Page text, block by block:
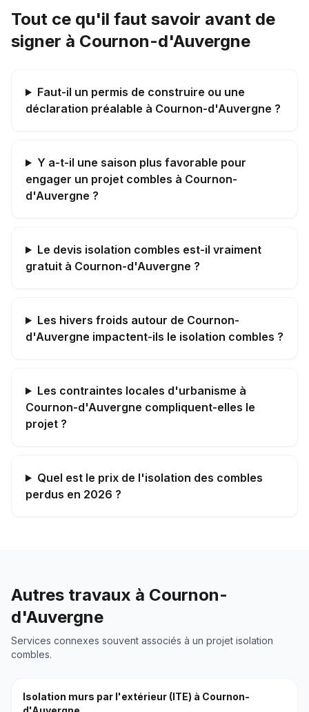
Tout ce qu'il faut savoir avant de
signer à Cournon-d'Auvergne
Faut-il un permis de construire ou une
déclaration préalable à Cournon-d'Auvergne ?
Y a-t-il une saison plus favorable pour
engager un projet combles à Cournon-
d'Auvergne ?
Le devis isolation combles est-il vraiment
gratuit à Cournon-d'Auvergne ?
Les hivers froids autour de Cournon-
d'Auvergne impactent-ils le isolation combles ?
Les contraintes locales d'urbanisme à
Cournon-d'Auvergne compliquent-elles le
projet ?
Quel est le prix de l'isolation des combles
perdus en 2026 ?
Autres travaux à Cournon-
d'Auvergne
Services connexes souvent associés à un projet isolation
combles.
Isolation murs par l'extérieur (ITE) à Cournon-